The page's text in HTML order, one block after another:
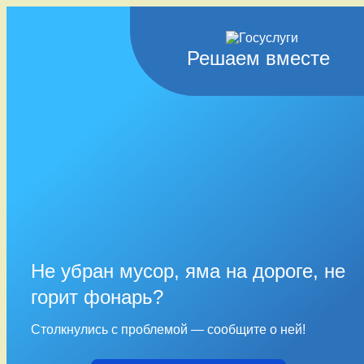
Решаем вместе
Не убран мусор, яма на дороге, не
горит фонарь?
Столкнулись с проблемой — сообщите о ней!